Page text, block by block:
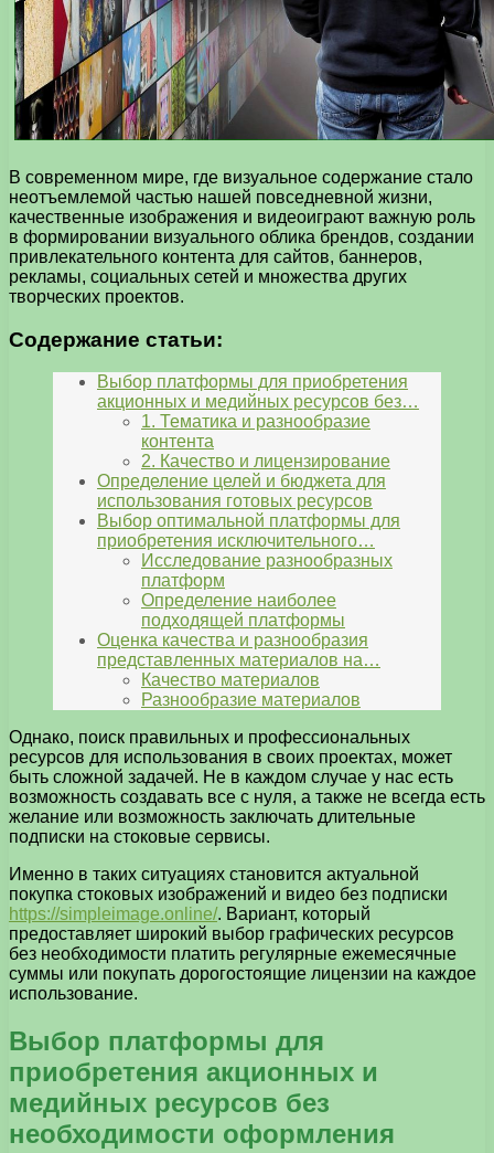
В современном мире, где визуальное содержание стало
неотъемлемой частью нашей повседневной жизни,
качественные изображения и видеоиграют важную роль
в формировании визуального облика брендов, создании
привлекательного контента для сайтов, баннеров,
рекламы, социальных сетей и множества других
творческих проектов.
Содержание статьи:
Выбор платформы для приобретения
акционных и медийных ресурсов без…
1. Тематика и разнообразие
контента
2. Качество и лицензирование
Определение целей и бюджета для
использования готовых ресурсов
Выбор оптимальной платформы для
приобретения исключительного…
Исследование разнообразных
платформ
Определение наиболее
подходящей платформы
Оценка качества и разнообразия
представленных материалов на…
Качество материалов
Разнообразие материалов
Однако, поиск правильных и профессиональных
ресурсов для использования в своих проектах, может
быть сложной задачей. Не в каждом случае у нас есть
возможность создавать все с нуля, а также не всегда есть
желание или возможность заключать длительные
подписки на стоковые сервисы.
Именно в таких ситуациях становится актуальной
покупка стоковых изображений и видео без подписки
https://simpleimage.online/. Вариант, который
предоставляет широкий выбор графических ресурсов
без необходимости платить регулярные ежемесячные
суммы или покупать дорогостоящие лицензии на каждое
использование.
Выбор платформы для
приобретения акционных и
медийных ресурсов без
необходимости оформления